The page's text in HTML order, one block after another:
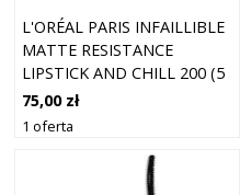
L'ORÉAL PARIS INFAILLIBLE
MATTE RESISTANCE
LIPSTICK AND CHILL 200 (5
ML)
75,00 zł
1 oferta